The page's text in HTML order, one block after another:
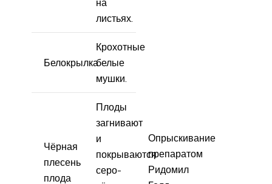
листьях.
Белокрылка
Крохотные
белые
мушки.
Чёрная
плесень
плода
Плоды
загнивают
и
покрываются
серо-
Опрыскивание
препаратом
Ридомил